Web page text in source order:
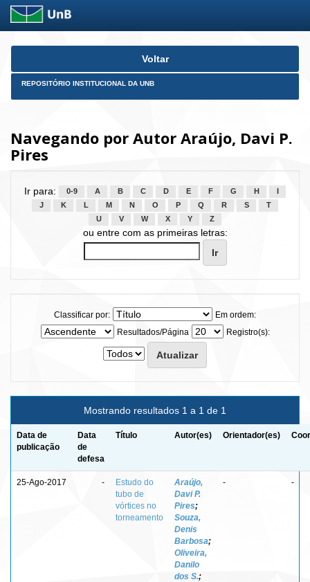
Skip
Voltar
REPOSITÓRIO INSTITUCIONAL DA UNB
Navegando por Autor Araújo, Davi P.
Pires
Ir para: 0-9 A B C D E F G H
J
K L M N O P Q R S
T
U
V W X Y Z
ou entre com as primeiras letras:
Classificar por:
Em ordem:
Resultados/Página
Registro(s):
Mostrando resultados 1 a 1 de 1
Data de
publicação
Data
de
defesa
Título Autor(es) Orientador(es)
25-Ago-2017 -
Estudo do
tubo de
vórtices no
torneamento
Araújo,
Davi P.
Pires;
Souza,
Denis
Barbosa;
Oliveira,
Danilo
dos S.;
- -